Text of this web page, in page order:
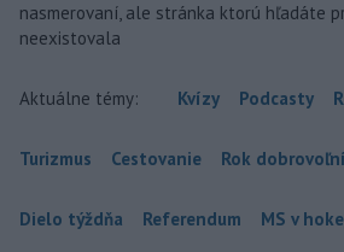
nasmerovaní, ale stránka ktorú hľadáte
neexistovala
Aktuálne témy: Kvízy Podcasty
Turizmus Cestovanie Rok
Dielo týždňa Referendum MS v